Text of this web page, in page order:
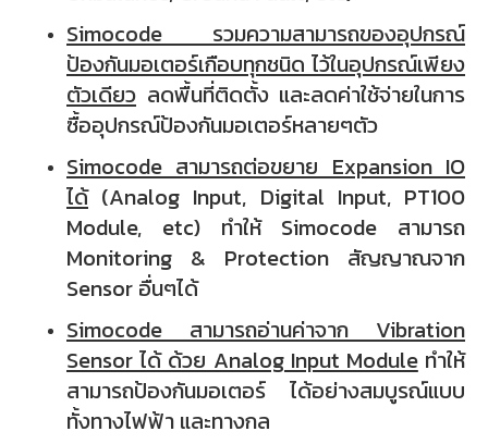
Simocode รวมความสามารถของอุปกรณ์
ป้องกันมอเตอร์เกือบทุกชนิด ไว้ในอุปกรณ์เพียง
ตัวเดียว ลดพื้นที่ติดตั้ง และลดค่าใช้จ่ายในการ
ซื้ออุปกรณ์ป้องกันมอเตอร์หลายๆตัว
Simocode สามารถต่อขยาย Expansion IO
ได้(Analog Input, Digital Input, PT100
Module, etc) ทำให้ Simocode สามารถ
Monitoring & Protection สัญญาณจาก
Sensor อื่นๆได้
Simocode สามารถอ่านค่าจาก Vibration
Sensor ได้ ด้วย Analog Input Moduleทำให้
สามารถป้องกันมอเตอร์ ได้อย่างสมบูรณ์แบบ
ทั้งทางไฟฟ้า และทางกล